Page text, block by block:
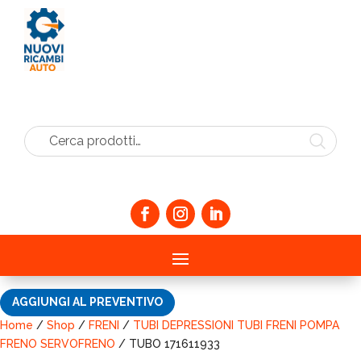
Cerca prodotti…
AGGIUNGI AL PREVENTIVO
Home / Shop / FRENI / TUBI DEPRESSIONI TUBI FRENI POMPA
FRENO SERVOFRENO / TUBO 171611933